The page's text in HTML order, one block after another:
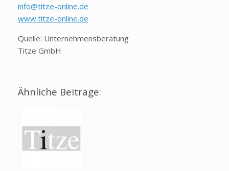
info@titze-online.de
www.titze-online.de
Quelle: Unternehmensberatung
Titze GmbH
Ähnliche Beiträge: